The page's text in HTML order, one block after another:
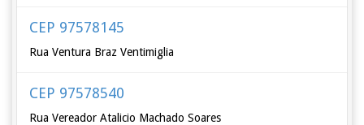
CEP 97578145
Rua Ventura Braz Ventimiglia
CEP 97578540
Rua Vereador Atalicio Machado Soares